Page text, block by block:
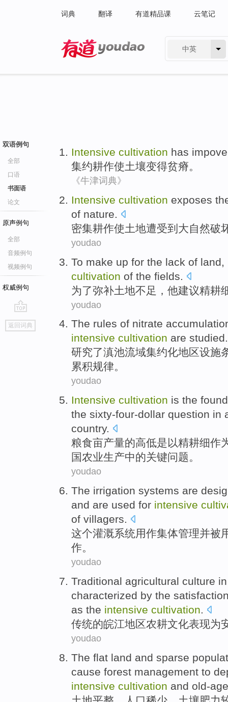
词典 翻译 有道精品课 云笔记
中英
双语例句
全部
口语
书面语
论文
原声例句
全部
音频例句
视频例句
权威例句
go
top
返回词典
Intensive cultivation has
集约耕作使土壤变得贫瘠。
《牛津词典》
Intensive cultivation exposes
of nature.
密集耕作使土地遭受到 大自然破
youdao
To make up for the lack of land
cultivation of the fields.
为了弥补土地不足 ， 他建议精耕
youdao
The rules of nitrate
intensive cultivation are studied.
研究了滇池流域集约化地区设施
累积规律。
youdao
Intensive cultivation is the
the sixty-four-dollar question in
country.
粮食亩产量的高低是以精耕细作
国农业生产中的关键问题。
youdao
The irrigation systems are
and are used for intensive
of villagers.
这个灌溉系统用作集体管理并被
作。
youdao
Traditional agricultural culture
characterized by the
as the intensive cultivation.
传统的皖江地区农耕文化表现为
youdao
The flat land and sparse
cause forest management to
intensive cultivation and old-